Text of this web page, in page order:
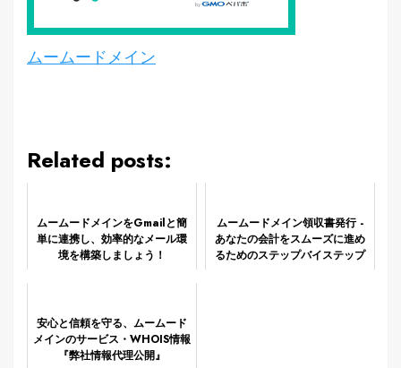
ムームードメイン
Related posts:
ムームードメインをGmailと簡
単に連携し、効率的なメール環
境を構築しましょう！
ムームードメイン領収書発行 -
あなたの会計をスムーズに進め
るためのステップバイステップ
安心と信頼を守る、ムームード
メインのサービス・WHOIS情報
『弊社情報代理公開』